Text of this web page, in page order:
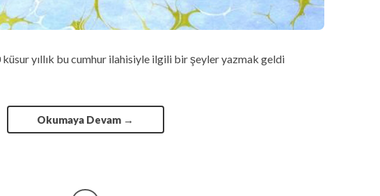
küsur yıllık bu cumhur ilahisiyle ilgili bir şeyler yazmak geldi
Okumaya Devam →